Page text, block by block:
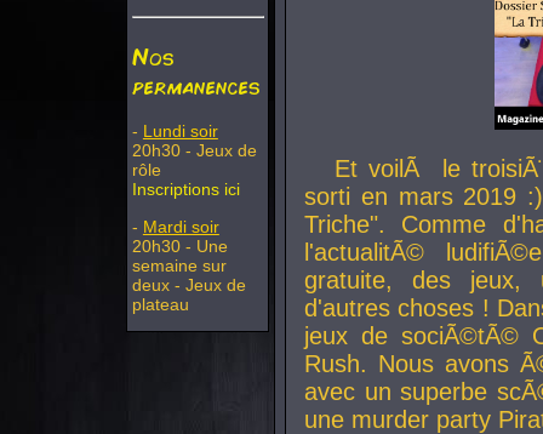
Nos
permanences
- Lundi soir
20h30 - Jeux de
rôle
Inscriptions ici
- Mardi soir
20h30 - Une
semaine sur
deux - Jeux de
plateau
Et voilÃ le
sorti en mars 2019
Triche". Comme
l'actualitÃ©
gratuite, des jeux,
d'autres choses !
jeux de sociÃ©tÃ©
Rush. Nous avons
avec un superbe
une murder party